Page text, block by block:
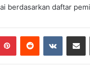
berdasarkan daftar
PinterestReddit